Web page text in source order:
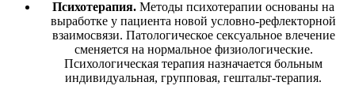
Психотерапия. Методы психотерапии основаны на
выработке у пациента новой условно-рефлекторной
взаимосвязи. Патологическое сексуальное влечение
сменяется на нормальное физиологические.
Психологическая терапия назначается больным
индивидуальная, групповая, гештальт-терапия.